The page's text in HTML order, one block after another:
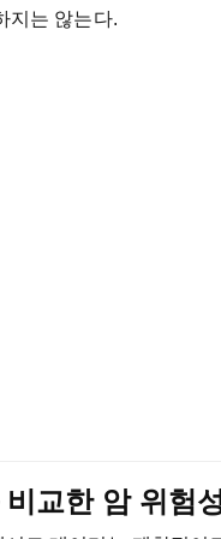
지는 않는다.
교한 암 위험